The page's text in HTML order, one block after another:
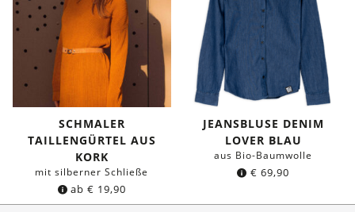
SCHMALER
TAILLENGÜRTEL AUS
KORK
mit silberner Schließe
ab€ 19,90
JEANSBLUSE DENIM
LOVER BLAU
aus Bio-Baumwolle
€ 69,90